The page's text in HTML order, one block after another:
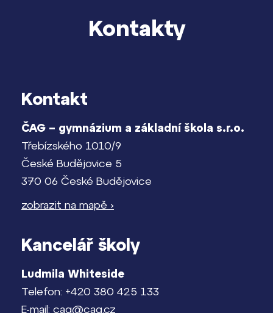
Kontakty
Kontakt
ČAG – gymnázium a základní škola s.r.o.
Třebízského 1010/9
České Budějovice 5
370 06 České Budějovice
zobrazit na mapě ›
Kancelář školy
Ludmila Whiteside
Telefon: +420 380 425 133
E-mail: cag@cag.cz